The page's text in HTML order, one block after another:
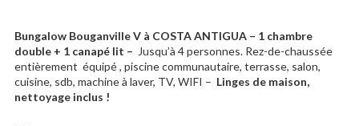
Bungalow Bouganville V à COSTA ANTIGUA – 1 chambre
double + 1 canapé lit – Jusqu’à 4 personnes. Rez-de-chaussée
entièrement équipé , piscine communautaire, terrasse, salon,
cuisine, sdb, machine à laver, TV, WIFI – Linges de maison,
nettoyage inclus !